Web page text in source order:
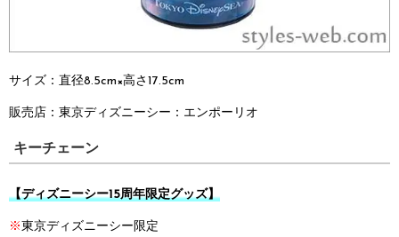
サイズ： 直径8.5cm×高さ17.5cm
販売店： 東京ディズニーシー： エンポーリオ
キーチェーン
【ディズニーシー15周年限定グッズ】
※東京ディズニーシー限定